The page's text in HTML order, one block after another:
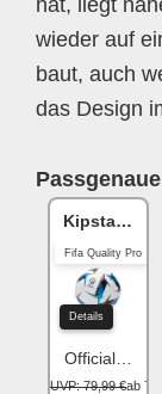
hat, liegt
wieder auf
baut, auch
das Design
Kipsta Ligue
Fifa Quality Pro
Details
Official
UVP: 79,99 €ab